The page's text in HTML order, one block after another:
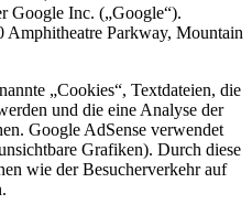
Google Inc. („Google“).
Parkway, Mountain
„Cookies“, Textdateien, die
und die eine Analyse der
Google AdSense verwendet
Grafiken). Durch diese
wie der Besucherverkehr auf